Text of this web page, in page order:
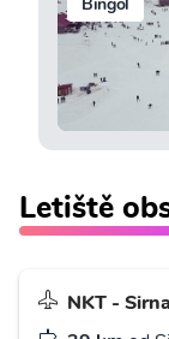
Letiště
NKT -